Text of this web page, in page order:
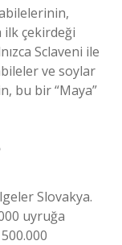
ilk çekirdeği
Sclaveni ile
ve soylar
bu bir “Maya”
Slovakya.
uyruğa